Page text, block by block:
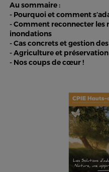
Au sommaire :
- Pourquoi et comment
- Comment reconnecter les
inondations
- Cas concrets et gestion
- Agriculture et
- Nos coups de cœur !